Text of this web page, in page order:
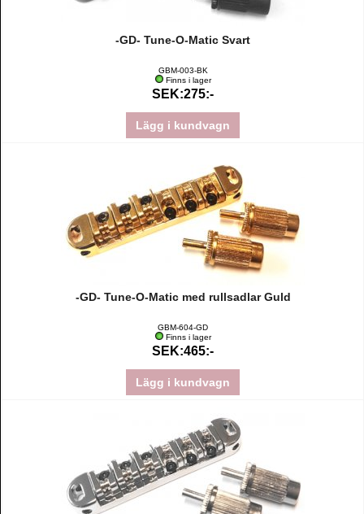
-GD- Tune-O-Matic Svart
GBM-003-BK
Finns i lager
SEK:275:-
Lägg i kundvagn
-GD- Tune-O-Matic med rullsadlar Guld
GBM-604-GD
Finns i lager
SEK:465:-
Lägg i kundvagn